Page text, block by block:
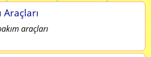
Araçları
araçları